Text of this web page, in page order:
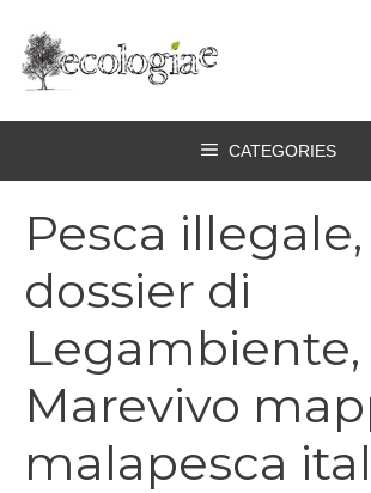
contenuto
CATEGORIES
Pesca illegale,
dossier di
Legambiente,
Marevivo
malapesca